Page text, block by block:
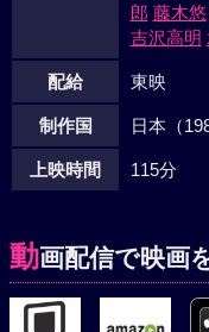
郎 藤木悠
吉沢高明
配給 東映
制作国 日本（
上映時間 115分
動画配信で映画